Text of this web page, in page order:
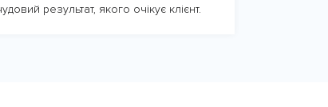
результат, якого очікує клієнт.